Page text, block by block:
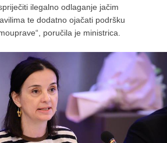
ilegalno odlaganje jačim
te dodatno ojačati podršku
poručila je ministrica.